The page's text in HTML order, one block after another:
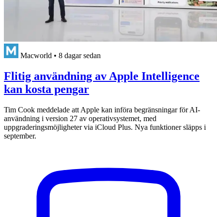
Macworld • 8 dagar sedan
Flitig användning av Apple Intelligence
kan kosta pengar
Tim Cook meddelade att Apple kan införa begränsningar för AI-
användning i version 27 av operativsystemet, med
uppgraderingsmöjligheter via iCloud Plus. Nya funktioner släpps i
september.